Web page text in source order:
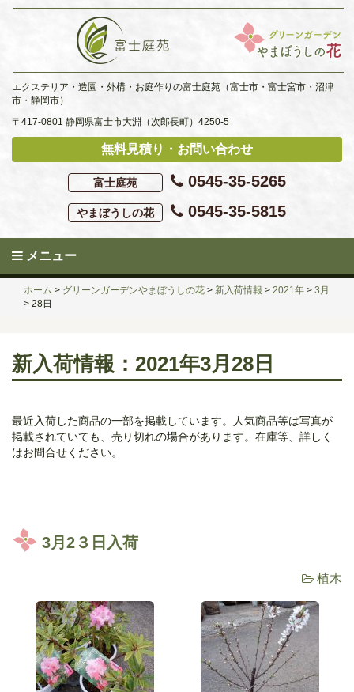
Skip
エクステリア・造園・外構・お庭作りの富士庭苑（富士市・富士宮市・沼津
市・静岡市）
〒417-0801 静岡県富士市大淵（次郎長町）4250-5
無料見積り・お問い合わせ
富士庭苑 0545-35-5265
やまぼうしの花 0545-35-5815
メニュー
ホーム > グリーンガーデンやまぼうしの花 > 新入荷情報 > 2021年 > 3月
> 28日
新入荷情報：2021年3月28日
最近入荷した商品の一部を掲載しています。人気商品等は写真が
掲載されていても、売り切れの場合があります。在庫等、詳しく
はお問合せください。
3月2３日入荷
植木